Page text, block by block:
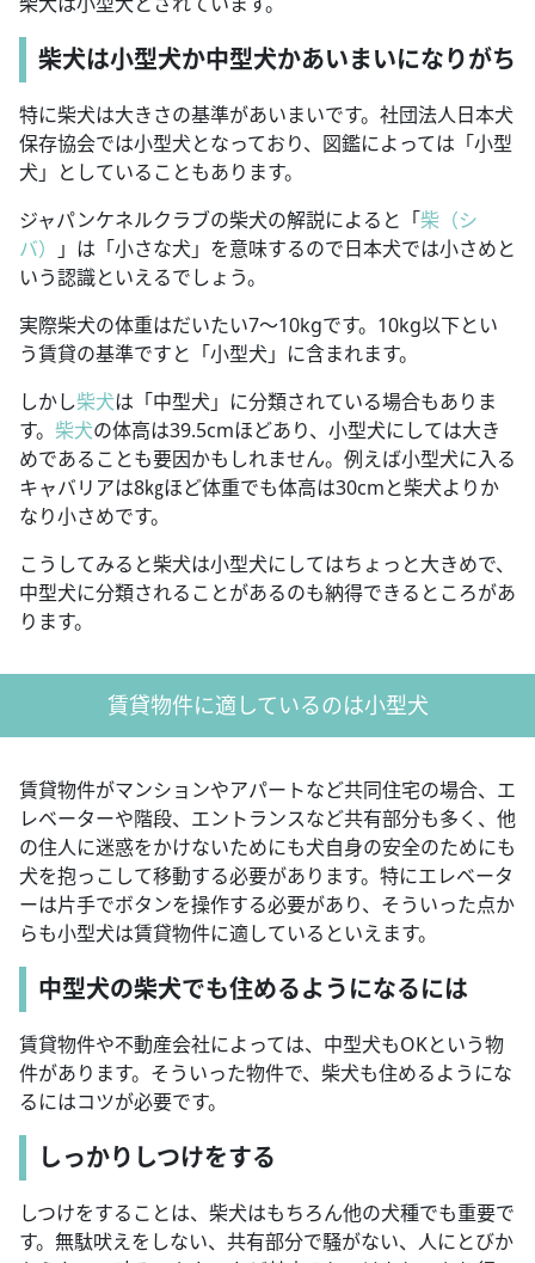
柴犬は小型犬か中型犬かあいまいになりがち
特に柴犬は大きさの基準があいまいです。社団法人日本犬
保存協会では小型犬となっており、図鑑によっては「小型
犬」としていることもあります。
ジャパンケネルクラブの柴犬の解説によると「柴（シ
バ）
」は「小さな犬」を意味するので日本犬では小さめと
いう認識といえるでしょう。
実際柴犬の体重はだいたい7～10kgです。10kg以下とい
う賃貸の基準ですと「小型犬」に含まれます。
しかし柴犬は「中型犬」に分類されている場合もありま
す。 柴犬の体高は39.5cmほどあり、小型犬にしては大き
めであることも要因かもしれません。例えば小型犬に入る
キャバリアは8㎏ほど体重でも体高は30cmと柴犬よりか
なり小さめです。
こうしてみると柴犬は小型犬にしてはちょっと大きめで、
中型犬に分類されることがあるのも納得できるところがあ
ります。
賃貸物件に適しているのは小型犬
賃貸物件がマンションやアパートなど共同住宅の場合、エ
レベーターや階段、エントランスなど共有部分も多く、他
の住人に迷惑をかけないためにも犬自身の安全のためにも
犬を抱っこして移動する必要があります。特にエレベータ
ーは片手でボタンを操作する必要があり、そういった点か
らも小型犬は賃貸物件に適しているといえます。
中型犬の柴犬でも住めるようになるには
賃貸物件や不動産会社によっては、中型犬もOKという物
件があります。そういった物件で、柴犬も住めるようにな
るにはコツが必要です。
しっかりしつけをする
しつけをすることは、柴犬はもちろん他の犬種でも重要で
す。無駄吠えをしない、共有部分で騒がない、人にとびか